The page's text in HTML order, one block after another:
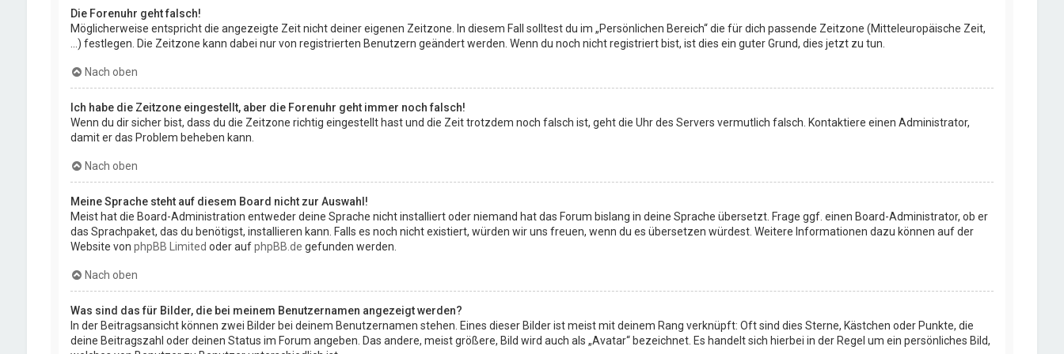
Die Forenuhr geht falsch!
Möglicherweise entspricht die angezeigte Zeit nicht deiner eigenen Zeitzone. In diesem Fall solltest du im „Persönlichen Bereich“ die für dich passende Zeitzone (Mitteleuropäische Zeit,
...) festlegen. Die Zeitzone kann dabei nur von registrierten Benutzern geändert werden. Wenn du noch nicht registriert bist, ist dies ein guter Grund, dies jetzt zu tun.
Nach oben
Ich habe die Zeitzone eingestellt, aber die Forenuhr geht immer noch falsch!
Wenn du dir sicher bist, dass du die Zeitzone richtig eingestellt hast und die Zeit trotzdem noch falsch ist, geht die Uhr des Servers vermutlich falsch. Kontaktiere einen Administrator,
damit er das Problem beheben kann.
Nach oben
Meine Sprache steht auf diesem Board nicht zur Auswahl!
Meist hat die Board-Administration entweder deine Sprache nicht installiert oder niemand hat das Forum bislang in deine Sprache übersetzt. Frage ggf. einen Board-Administrator, ob er
das Sprachpaket, das du benötigst, installieren kann. Falls es noch nicht existiert, würden wir uns freuen, wenn du es übersetzen würdest. Weitere Informationen dazu können auf der
Website von phpBB Limited oder aufphpBB.de gefunden werden.
Nach oben
Was sind das für Bilder, die bei meinem Benutzernamen angezeigt werden?
In der Beitragsansicht können zwei Bilder bei deinem Benutzernamen stehen. Eines dieser Bilder ist meist mit deinem Rang verknüpft: Oft sind dies Sterne, Kästchen oder Punkte, die
deine Beitragszahl oder deinen Status im Forum angeben. Das andere, meist größere, Bild wird auch als „Avatar“ bezeichnet. Es handelt sich hierbei in der Regel um ein persönliches Bild,